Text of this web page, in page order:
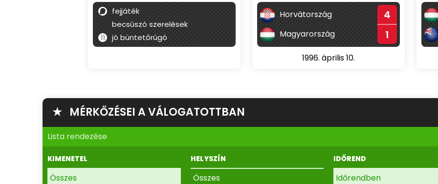
fejjáték
becsúszó szerelések
jó büntetőrúgó
Horvátország 4
Magyarország 1
1996. április 10.
★ MÉRKŐZÉSEI A VÁLOGATOTTBAN
Lista rendezése
KIMENETEL
Összes
HELYSZÍN
Összes
IDŐREND
Időrendben